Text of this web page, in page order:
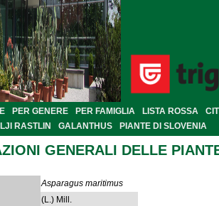
PER GENERE PER FAMIGLIA LISTA ROSSA
RASTLIN GALANTHUS PIANTE DI SLOVENIA
GENERALI DELLE
Asparagus maritimus
(L.) Mill.